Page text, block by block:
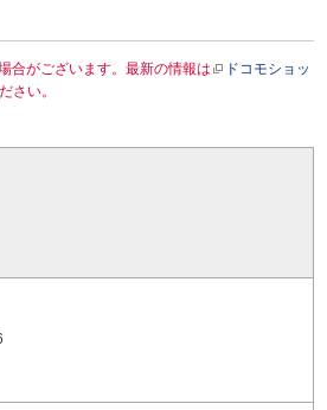
合がございます。最新の情報は
ドコモショッ
さい。